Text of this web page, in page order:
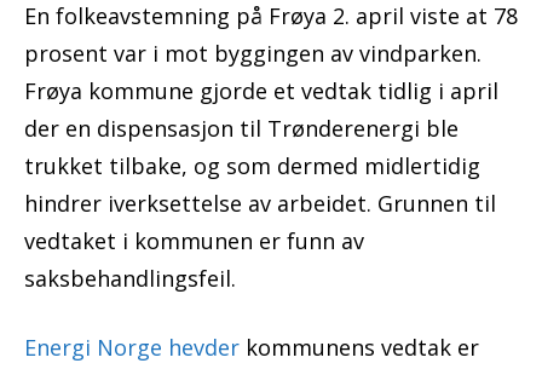
En folkeavstemning på Frøya 2. april viste at 78
prosent var i mot byggingen av vindparken.
Frøya kommune gjorde et vedtak tidlig i april
der en dispensasjon til Trønderenergi ble
trukket tilbake, og som dermed midlertidig
hindrer iverksettelse av arbeidet. Grunnen til
vedtaket i kommunen er funn av
saksbehandlingsfeil.
Energi Norge hevder kommunens vedtak er